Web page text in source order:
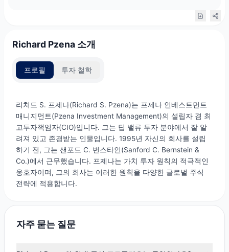
Richard Pzena 소개
프로필 투자 철학
리처드 S. 프제나(Richard S. Pzena)는 프제나 인베스트먼트
매니지먼트(Pzena Investment Management)의 설립자 겸 최
고투자책임자(CIO)입니다. 그는 딥 밸류 투자 분야에서 잘 알
려져 있고 존경받는 인물입니다. 1995년 자신의 회사를 설립
하기 전, 그는 샌포드 C. 번스타인(Sanford C. Bernstein &
Co.)에서 근무했습니다. 프제나는 가치 투자 원칙의 적극적인
옹호자이며, 그의 회사는 이러한 원칙을 다양한 글로벌 주식
전략에 적용합니다.
자주 묻는 질문